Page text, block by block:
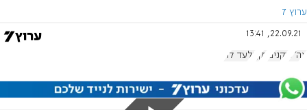
ערוץ 7
22.09.21, 13:41
צה"ל זקנים זקן גלעד לוי